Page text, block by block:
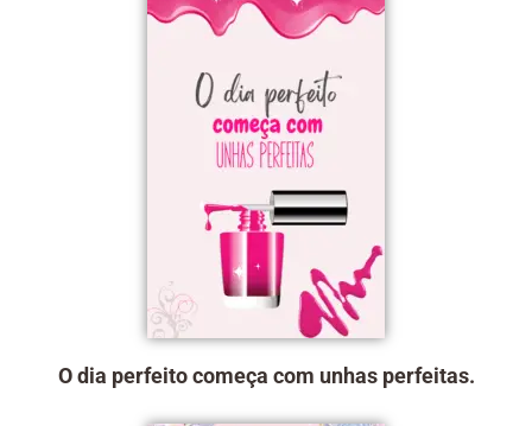
O dia perfeito começa com unhas perfeitas.